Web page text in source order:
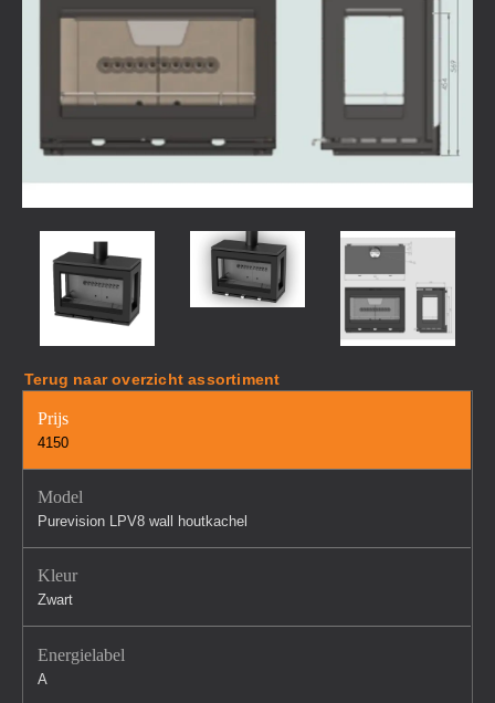
Terug naar overzicht assortiment
Prijs
4150
Model
Purevision LPV8 wall houtkachel
Kleur
Zwart
Energielabel
A